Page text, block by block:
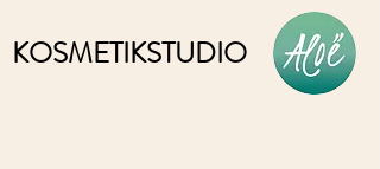
KOSMETIKSTUDIO